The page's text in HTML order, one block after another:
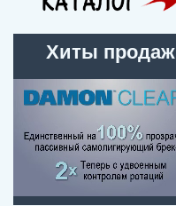
Хиты продаж